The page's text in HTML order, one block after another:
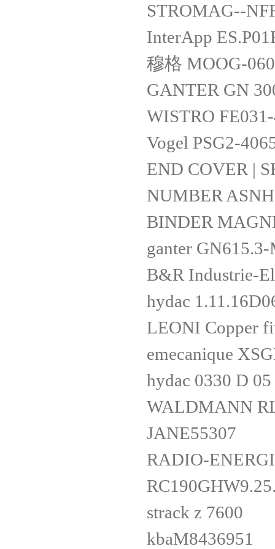
STROMAG--
InterApp
穆格 MOOG-
GANTER GN
WISTRO
Vogel PSG2-
END COVER |
NUMBER
BINDER
ganter
B&R Industrie-
hydac
LEONI Copper
emecanique
hydac 0330 D
WALDMANN
JANE55307
RADIO-
strack z 7600
kbaM8436951